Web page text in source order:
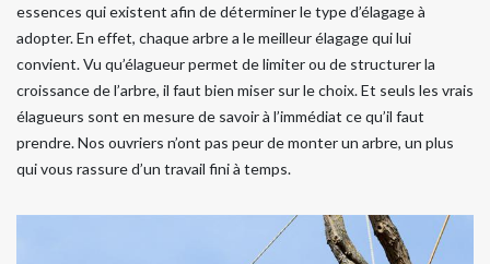
essences qui existent afin de déterminer le type d’élagage à
adopter. En effet, chaque arbre a le meilleur élagage qui lui
convient. Vu qu’élagueur permet de limiter ou de structurer la
croissance de l’arbre, il faut bien miser sur le choix. Et seuls les vrais
élagueurs sont en mesure de savoir à l’immédiat ce qu’il faut
prendre. Nos ouvriers n’ont pas peur de monter un arbre, un plus
qui vous rassure d’un travail fini à temps.